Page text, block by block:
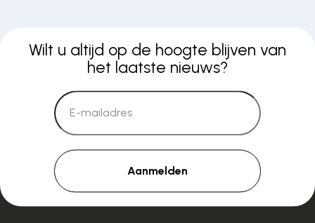
Wilt u altijd op de hoogte blijven van
het laatste nieuws?
Aanmelden